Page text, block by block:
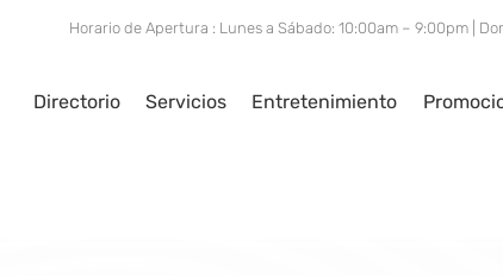
Directorio Servicios Entretenimiento
Horario de Apertura : Lunes a Sábado: 10:00am – 9:00pm |